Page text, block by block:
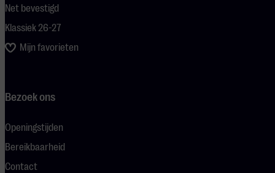
Net bevestigd
Klassiek 26-27
Mijn favorieten
Bezoek ons
Openingstijden
Bereikbaarheid
Contact